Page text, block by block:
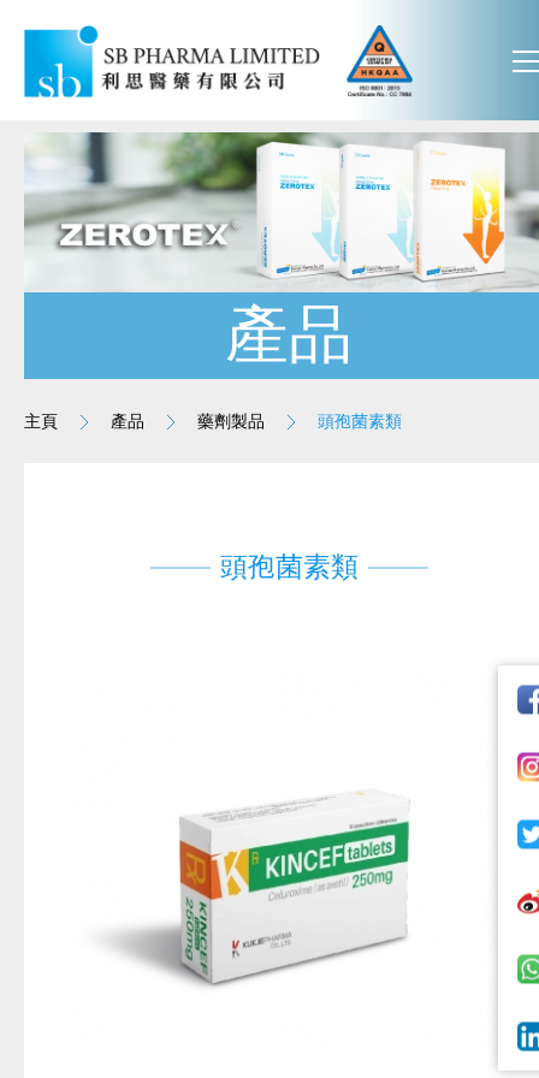
產品
主頁 產品 藥劑製品 頭孢菌素類
頭孢菌素類